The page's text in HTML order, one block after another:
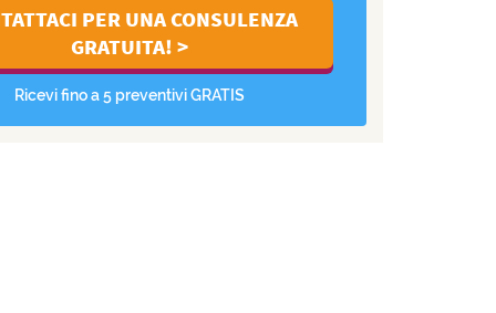
Ricevi fino a 5 preventivi GRATIS